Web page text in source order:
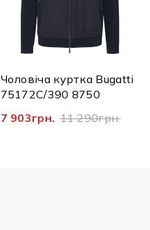
Чоловіча куртка Bugatti
75172C/390 8750
7 903грн. 11 290грн.